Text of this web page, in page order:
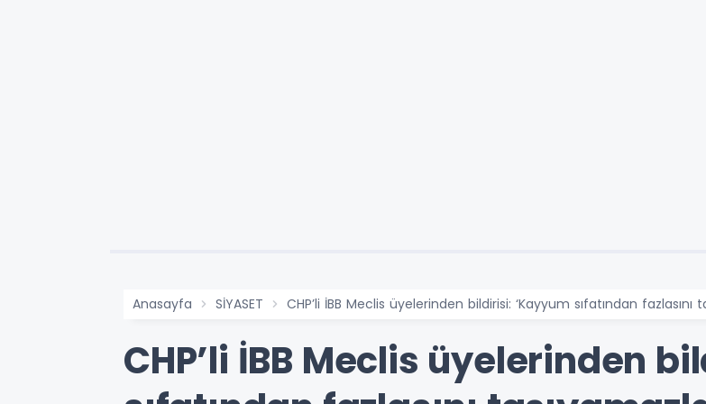
Anasayfa SİYASET CHP’li İBB Meclis üyelerinden bildirisi: ‘Kayyum sıfatından fazlasını
CHP’li İBB Meclis üyelerinden